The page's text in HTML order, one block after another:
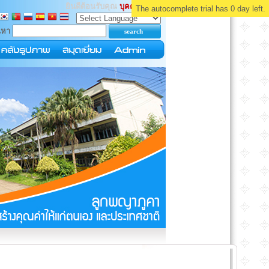
ยินดีต้อนรับคุณ บุคคลทั่วไป
า
The autocomplete trial has 0 day left.